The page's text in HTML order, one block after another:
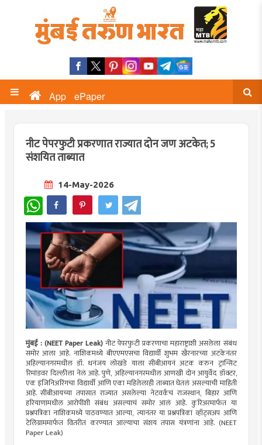
App ePaper
नीट पेपरफुटी प्रकरणात राज्यात दोन जण अटकेत; 5
संशयित ताब्यात
14-May-2026
WhatsApp
मुंबई : (NEET Paper Leak)नीट पेपरफुटी प्रकरणाचा महाराष्ट्राशी असलेला संबंध
समोर आला आहे. नाशिकमध्ये बीएएमएसचा विद्यार्थी शुभम खैरनारच्या अटकेनंतर
अहिल्यानगरमधील डॉ. धनंजय लोखंडे याला सीबीआयनं अटक करुन ट्रान्सिट
रिमांडवर दिल्लीला नेलं आहे. पुणे, अहिल्यानगरमधील आणखी दोन आयुर्वेद डॉक्टर,
एक इंजिनिअरिंगचा विद्यार्थी आणि एका महिलेलाही ताब्यात घेतलं असल्याची माहिती
आहे. सीबीआयच्या तपासात राज्यात असलेल्या नेटवर्कचं राजस्थान, बिहार आणि
हरियाणामधील आरोपींशी संबंध असल्याचं समोर आलं आहे. कुरिअरमार्फत या
प्रश्नपत्रिका नाशिकमध्ये पाठवण्यात आल्या, त्यानंतर या प्रश्नपत्रिका व्हॉट्सअप आणि
टेलिग्राममार्फत वितरीत करण्यात आल्याचा संशय तपास यंत्रणांना आहे. (NEET
Paper Leak)